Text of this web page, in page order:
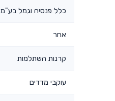
כלל פנסיה וגמל בע"מ
אחר
קרנות השתלמות
עוקבי מדדים